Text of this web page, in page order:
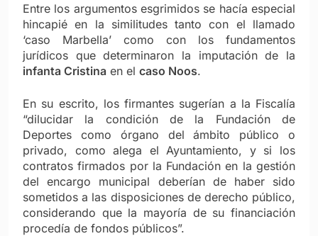
Entre los argumentos esgrimidos se hacía especial
hincapié en la similitudes tanto con el llamado
‘caso Marbella’ como con los fundamentos
jurídicos que determinaron la imputación de la
infanta Cristina en el caso Noos.
En su escrito, los firmantes sugerían a la Fiscalía
“dilucidar la condición de la Fundación de
Deportes como órgano del ámbito público o
privado, como alega el Ayuntamiento, y si los
contratos firmados por la Fundación en la gestión
del encargo municipal deberían de haber sido
sometidos a las disposiciones de derecho público,
considerando que la mayoría de su financiación
procedía de fondos públicos”.